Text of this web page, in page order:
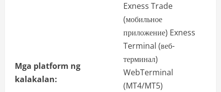
Mga platform ng
kalakalan:
Exness Trade
(мобильное
приложение) Exness
Terminal (веб-
терминал)
WebTerminal
(MT4/MT5)